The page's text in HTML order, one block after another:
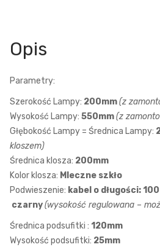
Opis
Parametry:
Szerokość Lampy: 200mm(z
Wysokość Lampy: 550mm(z
Głębokość Lampy = Średnica Lampy:
kloszem)
Średnica klosza: 200mm
Kolor klosza: Mleczne szkło
Podwieszenie: kabel o długości:
czarny(wysokość regulowana –
Średnica podsufitki : 120mm
Wysokość podsufitki: 25mm